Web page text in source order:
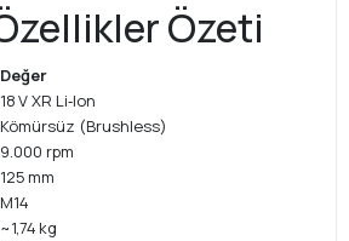
Özeti
Değer
18 V XR Li‑Ion
Kömürsüz (Brushless)
9.000 rpm
125 mm
M14
~1,74 kg